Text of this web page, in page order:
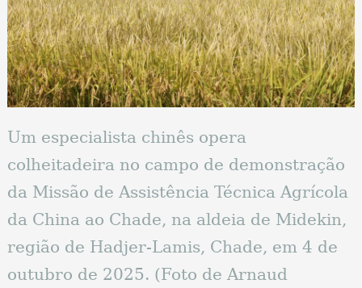
Um especialista chinês opera
colheitadeira no campo de demonstração
da Missão de Assistência Técnica Agrícola
da China ao Chade, na aldeia de Midekin,
região de Hadjer-Lamis, Chade, em 4 de
outubro de 2025. (Foto de Arnaud